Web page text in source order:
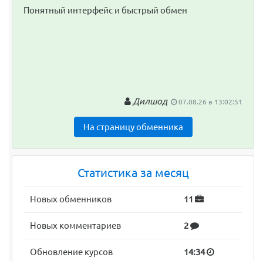
Понятный интерфейс и быстрый обмен
Дилшод 07.08.26 в 13:02:51
На страницу обменника
Статистика за месяц
Новых обменников 11
Новых комментариев 2
Обновление курсов 14:34